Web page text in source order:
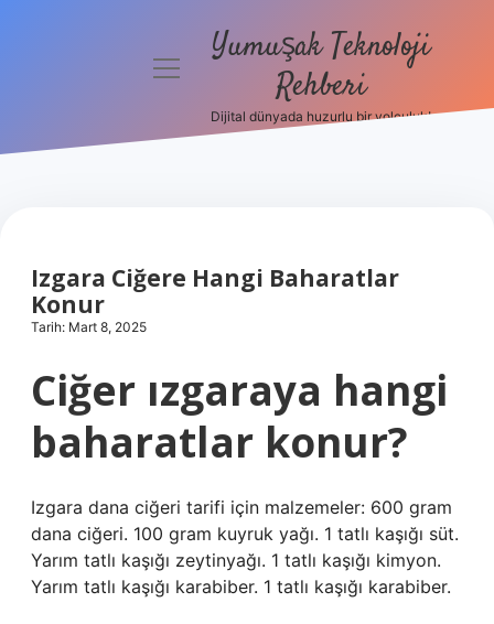
Yasal Uyarı
Hakkımızda
menüyüYumuşak Teknoloji
Rehberi
Dijital dünyada huzurlu bir yolculuk!
Izgara Ciğere Hangi Baharatlar
Konur
Tarih: Mart 8, 2025
Ciğer ızgaraya hangi
baharatlar konur?
Izgara dana ciğeri tarifi için malzemeler: 600 gram
dana ciğeri. 100 gram kuyruk yağı. 1 tatlı kaşığı süt.
Yarım tatlı kaşığı zeytinyağı. 1 tatlı kaşığı kimyon.
Yarım tatlı kaşığı karabiber. 1 tatlı kaşığı karabiber.